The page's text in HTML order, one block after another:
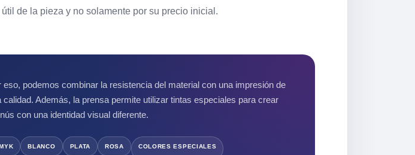
de la pieza y no solamente por su precio inicial.
eso, podemos combinar la resistencia del material con una impresión de
calidad. Además, la prensa permite utilizar tintas especiales para crear
con una identidad visual diferente.
BLANCO PLATA ROSA COLORES ESPECIALES